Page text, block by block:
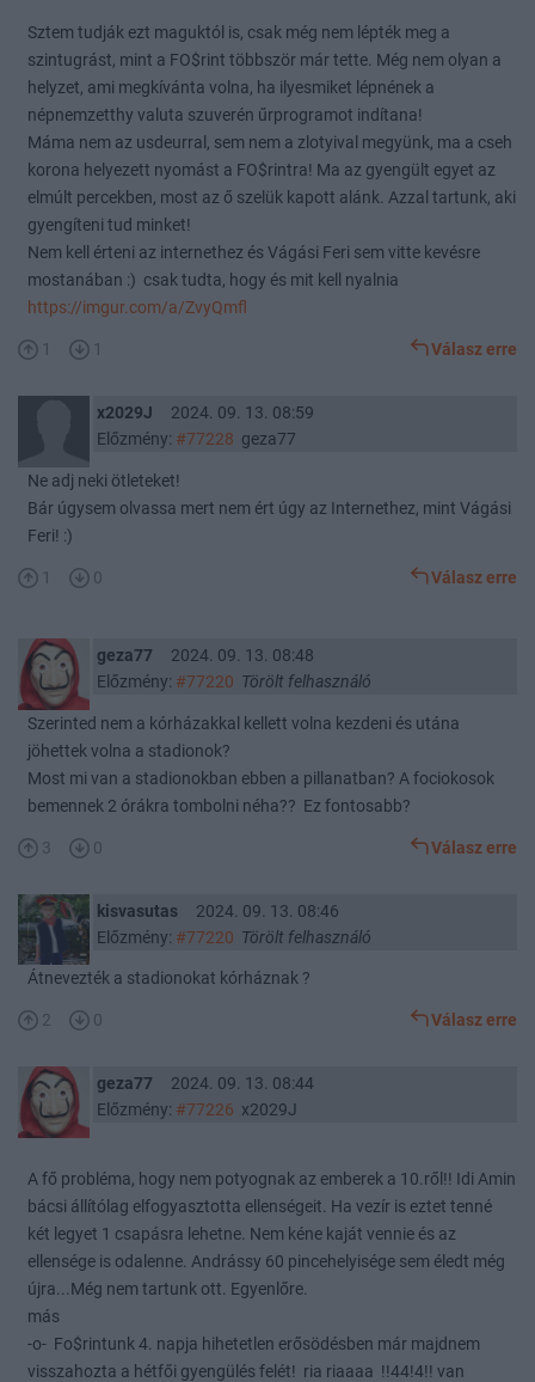
Sztem tudják ezt maguktól is, csak még nem lépték meg a
szintugrást, mint a FO$rint többször már tette. Még nem olyan a
helyzet, ami megkívánta volna, ha ilyesmiket lépnének a
népnemzetthy valuta szuverén űrprogramot indítana!
Máma nem az usdeurral, sem nem a zlotyival megyünk, ma a cseh
korona helyezett nyomást a FO$rintra! Ma az gyengült egyet az
elmúlt percekben, most az ő szelük kapott alánk. Azzal tartunk, aki
gyengíteni tud minket!
Nem kell érteni az internethez és Vágási Feri sem vitte kevésre
mostanában :) csak tudta, hogy és mit kell nyalnia
https://imgur.com/a/ZvyQmfl
1 1 Válasz erre
x2029J
2024. 09. 13. 08:59
Előzmény: #77228 geza77
Ne adj neki ötleteket!
Bár úgysem olvassa mert nem ért úgy az Internethez, mint Vágási
Feri! :)
1 0 Válasz erre
geza77
2024. 09. 13. 08:48
Előzmény: #77220 Törölt felhasználó
Szerinted nem a kórházakkal kellett volna kezdeni és utána
jöhettek volna a stadionok?
Most mi van a stadionokban ebben a pillanatban? A fociokosok
bemennek 2 órákra tombolni néha?? Ez fontosabb?
3 0 Válasz erre
kisvasutas
2024. 09. 13. 08:46
Előzmény: #77220 Törölt felhasználó
Átnevezték a stadionokat kórháznak ?
2 0 Válasz erre
geza77
2024. 09. 13. 08:44
Előzmény: #77226 x2029J
A fő probléma, hogy nem potyognak az emberek a 10.ről!! Idi Amin
bácsi állítólag elfogyasztotta ellenségeit. Ha vezír is eztet tenné
két legyet 1 csapásra lehetne. Nem kéne kaját vennie és az
ellensége is odalenne. Andrássy 60 pincehelyisége sem éledt még
újra...Még nem tartunk ott. Egyenlőre.
más
-o- Fo$rintunk 4. napja hihetetlen erősödésben már majdnem
visszahozta a hétfői gyengülés felét! ria riaaaa !!44!4!! van